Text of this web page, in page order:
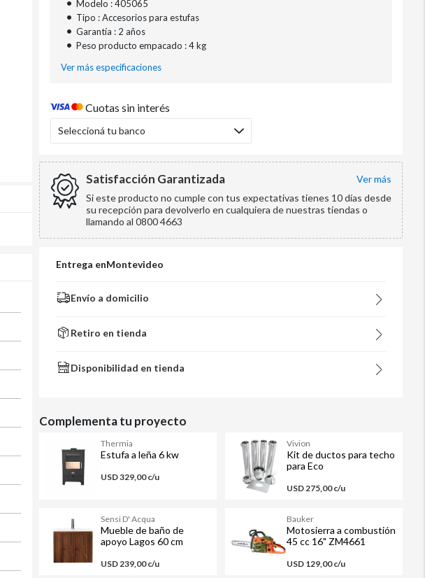
Modelo : 405065
• Tipo : Accesorios para estufas
• Garantía : 2 años
• Peso producto empacado : 4 kg
Ver más especificaciones
Cuotas sin interés
Seleccioná tu banco
Satisfacción Garantizada
ver más
Si este producto no cumple con tus expectativas tienes 10 días desde
su recepción para devolverlo en cualquiera de nuestras tiendas o
llamando al 0800 4663
Entrega enMontevideo
Envío a domicilio
Retiro en tienda
Disponibilidad en tienda
Complementa tu proyecto
Thermia
Estufa a leña 6 kw
USD 329,00 c/u
Vivion
Kit de ductos para techo
para Eco
USD 275,00 c/u
Sensi D' Acqua
Mueble de baño de
apoyo Lagos 60 cm
USD 239,00 c/u
Bauker
Motosierra a combustión
45 cc 16" ZM4661
USD 129,00 c/u